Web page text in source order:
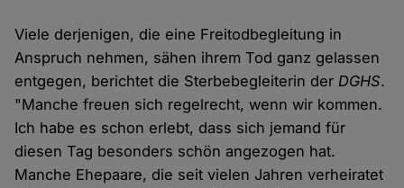
Viele derjenigen, die eine Freitodbegleitung in
Anspruch nehmen, sähen ihrem Tod ganz gelassen
entgegen, berichtet die Sterbebegleiterin derDGHS.
"Manche freuen sich regelrecht, wenn wir kommen.
Ich habe es schon erlebt, dass sich jemand für
diesen Tag besonders schön angezogen hat.
Manche Ehepaare, die seit vielen Jahren verheiratet